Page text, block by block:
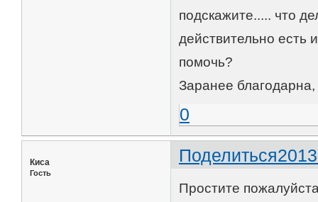
подскажите..... что
действительно есть
помочь?
Заранее благодарна,
0
Поделиться
Киса
Гость
Простите